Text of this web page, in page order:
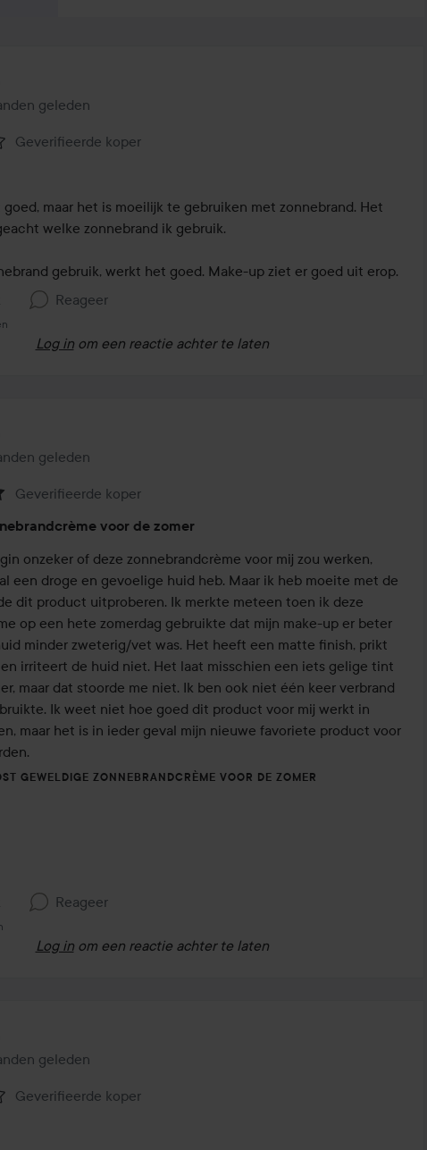
geleden
is gemaakt 11 maanden geleden
Geverifieerde koper
goed, maar het is moeilijk te gebruiken met zonnebrand. Het
welke zonnebrand ik gebruik.
gebruik, werkt het goed. Make-up ziet er goed uit erop.
Reageer
Log in om een reactie achter te laten
geleden
is gemaakt 11 maanden geleden
Geverifieerde koper
voor de zomer
onzeker of deze zonnebrandcrème voor mij zou werken,
een droge en gevoelige huid heb. Maar ik heb moeite met de
dit product uitproberen. Ik merkte meteen toen ik deze
op een hete zomerdag gebruikte dat mijn make-up er beter
minder zweterig/vet was. Het heeft een matte finish, prikt
irriteert de huid niet. Het laat misschien een iets gelige tint
maar dat stoorde me niet. Ik ben ook niet één keer verbrand
Ik weet niet hoe goed dit product voor mij werkt in
maar het is in ieder geval mijn nieuwe favoriete product voor
GEWELDIGE ZONNEBRANDCRÈME VOOR DE ZOMER
Reageer
Log in om een reactie achter te laten
geleden
is gemaakt 11 maanden geleden
Geverifieerde koper